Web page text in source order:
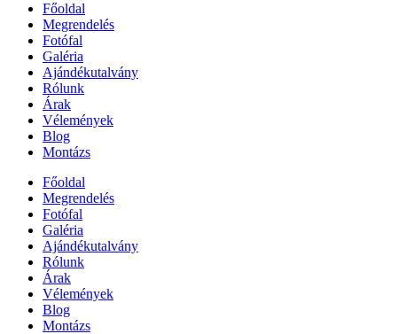
Főoldal
Megrendelés
Fotófal
Galéria
Ajándékutalvány
Rólunk
Árak
Vélemények
Blog
Montázs
Főoldal
Megrendelés
Fotófal
Galéria
Ajándékutalvány
Rólunk
Árak
Vélemények
Blog
Montázs